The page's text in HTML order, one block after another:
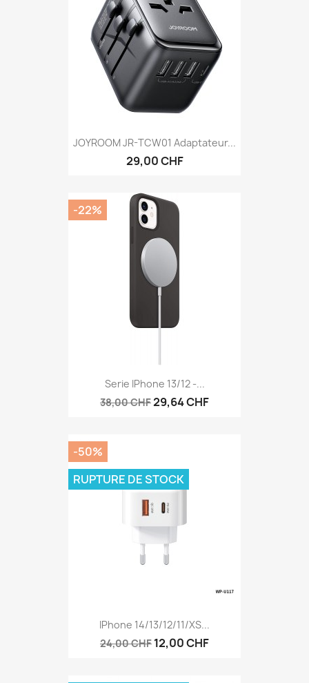
JOYROOM JR-TCW01 Adaptateur...
29,00 CHF
Serie IPhone 13/12 -...
38,00 CHF29,64 CHF
-22%
IPhone 14/13/12/11/XS...
24,00 CHF 12,00 CHF
-50%
RUPTURE DE STOCK